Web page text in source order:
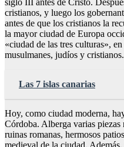
siglo III antes de Cristo.
cristianos, y luego los
antes de que los cristianos la
la mayor ciudad de Europa
«ciudad de las tres culturas»,
musulmanes, judíos y cristianos.
Las 7 islas canarias
Hoy, como ciudad moderna,
Córdoba. Alberga varias piezas
ruinas romanas, hermosos
medieval de la ciudad.